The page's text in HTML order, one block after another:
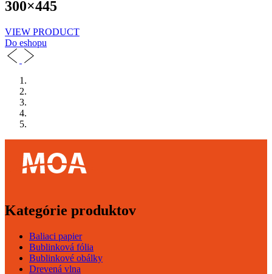
300×445
VIEW PRODUCT
Do eshopu
Kategórie produktov
Baliaci papier
Bublinková fólia
Bublinkové obálky
Drevená vlna